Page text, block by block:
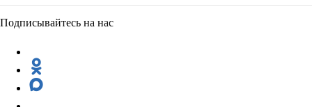
Подписывайтесь на нас